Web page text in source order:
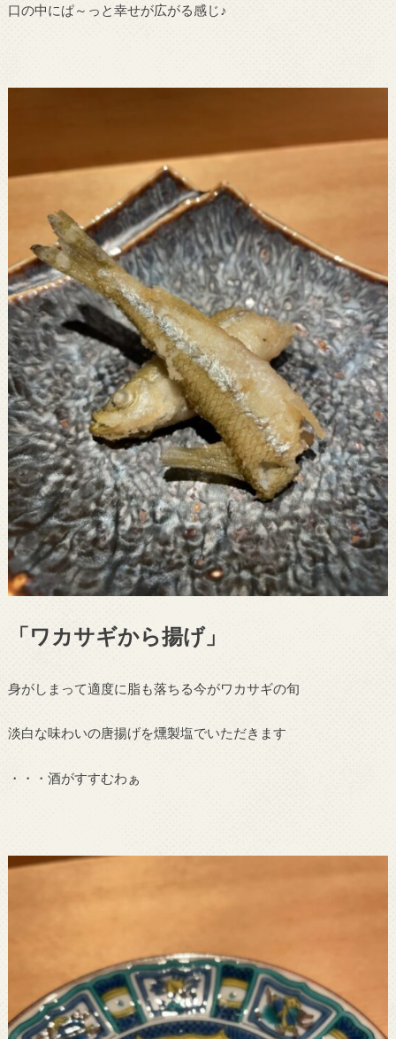
口の中にぱ～っと幸せが広がる感じ♪
「ワカサギから揚げ」
身がしまって適度に脂も落ちる今がワカサギの旬
淡白な味わいの唐揚げを燻製塩でいただきます
・・・酒がすすむわぁ